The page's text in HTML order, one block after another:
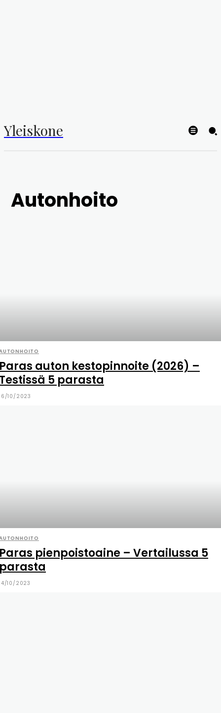
Yleiskone
Autonhoito
auton kestopinnoite (2026) –
5 parasta
10/2023
pienpoistoaine – Vertailussa 5
10/2023